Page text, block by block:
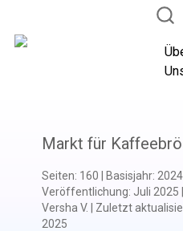
Markt für
Seiten: 160 Basisjahr: 2024
Veröffentlichung: Juli 2025
Versha V.
Zuletzt
2025